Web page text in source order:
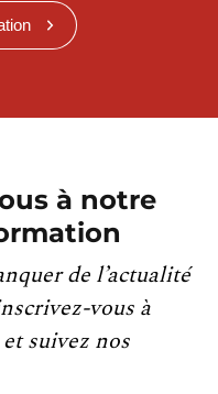
à notre
de l’actualité
vous à
suivez nos